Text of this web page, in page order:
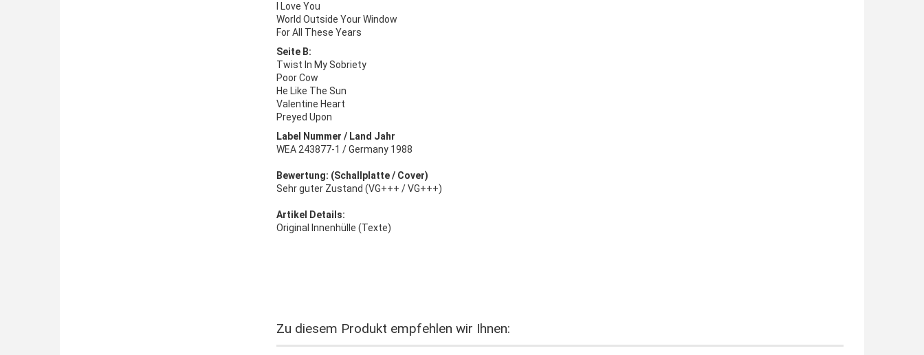
I Love You
World Outside Your Window
For All These Years
Seite B:
Twist In My Sobriety
Poor Cow
He Like The Sun
Valentine Heart
Preyed Upon
Label Nummer / Land Jahr
WEA 243877-1 / Germany 1988
Bewertung: (Schallplatte / Cover)
Sehr guter Zustand (VG+++ / VG+++)
Artikel Details:
Original Innenhülle (Texte)
Zu diesem Produkt empfehlen wir Ihnen: